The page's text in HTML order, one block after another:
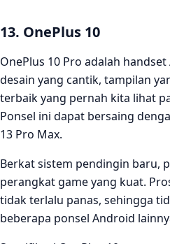
13. OnePlus 10
OnePlus 10 Pro adalah
desain yang cantik, tampilan
terbaik yang pernah kita lihat
Ponsel ini dapat bersaing
13 Pro Max.
Berkat sistem pendingin baru,
perangkat game yang kuat.
tidak terlalu panas, sehingga
beberapa ponsel Android